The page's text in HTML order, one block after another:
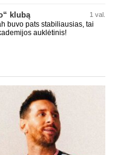
klubą 1 val.
buvo pats stabiliausias, tai
auklėtinis!